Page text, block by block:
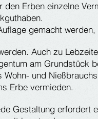
Erben einzelne
gemacht
Auch zu
am Grundstück
und
Erbe vermieden.
Gestaltung erfordert